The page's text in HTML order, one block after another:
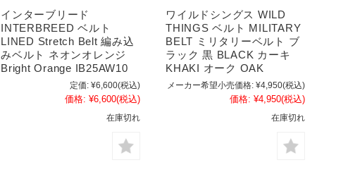
インターブリード
INTERBREED ベルト
LINED Stretch Belt 編み込
みベルト ネオンオレンジ
Bright Orange IB25AW10
定価: ¥6,600(税込)
価格: ¥6,600(税込)
在庫切れ
ワイルドシングス WILD
THINGS ベルト MILITARY
BELT ミリタリーベルト ブ
ラック 黒 BLACK カーキ
KHAKI オーク OAK
メーカー希望小売価格: ¥4,950(税込)
価格: ¥4,950(税込)
在庫切れ